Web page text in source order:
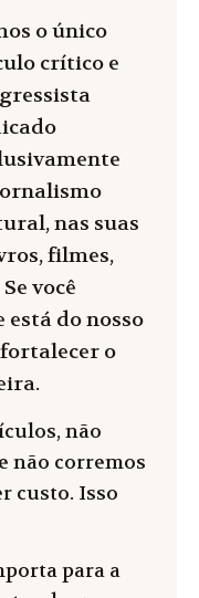
o único
crítico e
nas suas
filmes,
você
está do nosso
o
não
não corremos
custo. Isso
para a